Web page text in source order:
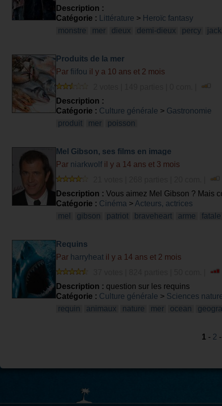
Description :
Catégorie :
Littérature > Heroïc fantasy
monstre
mer dieux demi-dieux percy
Produits de la mer
Par fiifou il y a 10 ans et 2 mois
Description :
Catégorie : Culture générale > Gastronomie
produit
mer poisson
Mel Gibson, ses films en image
Par niarkwolf il y a 14 ans et 3 mois
Description : Vous aimez Mel Gibson ? Mais
Catégorie : Cinéma > Acteurs, actrices
mel
gibson patriot braveheart arme fatale
Requins
Par harryheat il y a 14 ans et 2 mois
Description : question sur les requins
Catégorie : Culture générale > Sciences
requin
animaux nature mer ocean
1 - 2